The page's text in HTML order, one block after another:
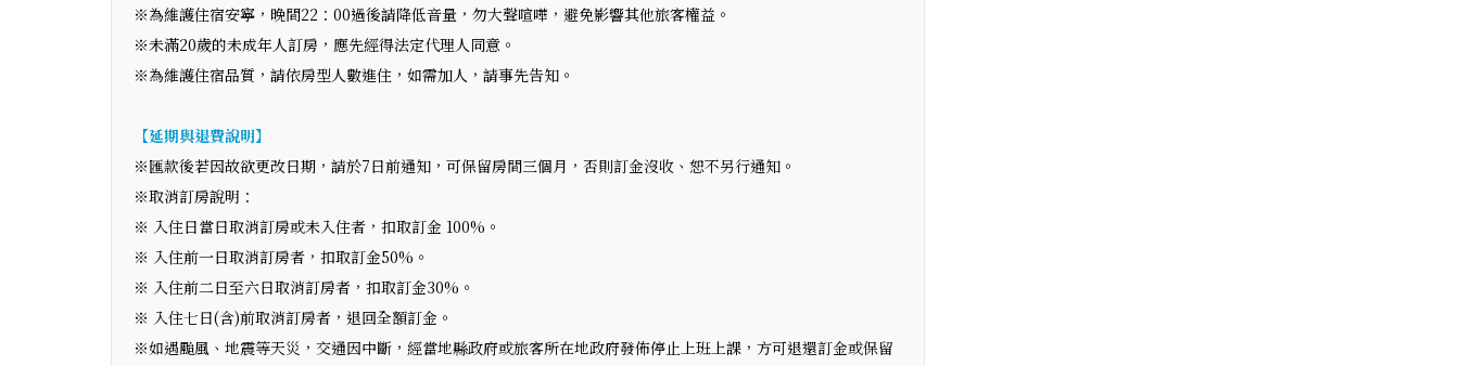
※為維護住宿安寧，晚間22：00過後請降低音量，勿大聲喧嘩，避免影響其他旅客權益。
※未滿20歲的未成年人訂房，應先經得法定代理人同意。
※為維護住宿品質，請依房型人數進住，如需加人，請事先告知。
【延期與退費說明】
※匯款後若因故欲更改日期，請於7日前通知，可保留房間三個月，否則訂金沒收、恕不另行通知。
※取消訂房說明：
※ 入住日當日取消訂房或未入住者，扣取訂金 100%。
※ 入住前一日取消訂房者，扣取訂金50%。
※ 入住前二日至六日取消訂房者，扣取訂金30%。
※ 入住七日(含)前取消訂房者，退回全額訂金。
※如遇颱風、地震等天災，交通因中斷，經當地縣政府或旅客所在地政府發佈停止上班上課，方可退還訂金或保留